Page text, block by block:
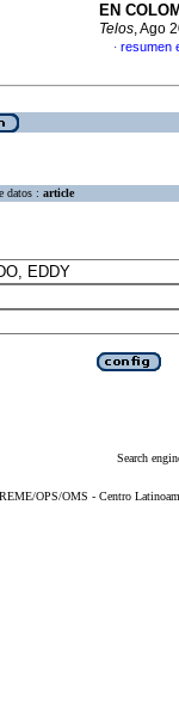
EN
Telos, Ago
· resumen
datos : article
Search
OPS/OMS - Centro